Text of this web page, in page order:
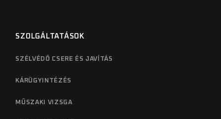
SZOLGÁLTATÁSOK
SZÉLVÉDŐ CSERE ÉS JAVÍTÁS
KÁRÜGYINTÉZÉS
MŰSZAKI VIZSGA